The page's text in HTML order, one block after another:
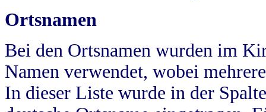
Ortsnamen
Bei den Ortsnamen wurden im
Namen verwendet, wobei
In dieser Liste wurde in der